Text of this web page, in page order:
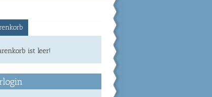
ist leer!